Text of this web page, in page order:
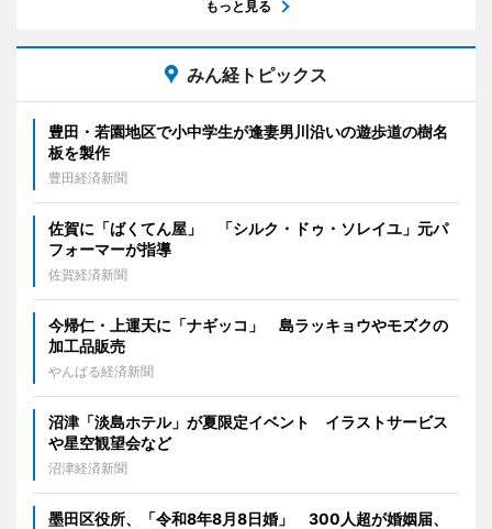
もっと見る
みん経トピックス
豊田・若園地区で小中学生が逢妻男川沿いの遊歩道の樹名
板を製作
豊田経済新聞
佐賀に「ばくてん屋」 「シルク・ドゥ・ソレイユ」元パ
フォーマーが指導
佐賀経済新聞
今帰仁・上運天に「ナギッコ」 島ラッキョウやモズクの
加工品販売
やんばる経済新聞
沼津「淡島ホテル」が夏限定イベント イラストサービス
や星空観望会など
沼津経済新聞
墨田区役所、「令和8年8月8日婚」 300人超が婚姻届、